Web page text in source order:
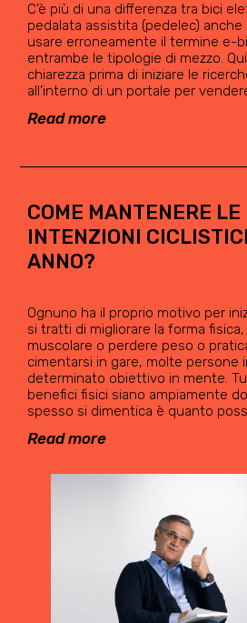
C’è più di una differenza tra bici
pedalata assistita (pedelec)
usare erroneamente il termine e-
entrambe le tipologie di mezzo.
chiarezza prima di iniziare le
all’interno di un portale per
Read more
COME MANTENERE LE
INTENZIONI
ANNO?
Ognuno ha il proprio motivo per
si tratti di migliorare la forma
muscolare o perdere peso o
cimentarsi in gare, molte persone
determinato obiettivo in mente.
benefici fisici siano ampiamente
spesso si dimentica è quanto
Read more